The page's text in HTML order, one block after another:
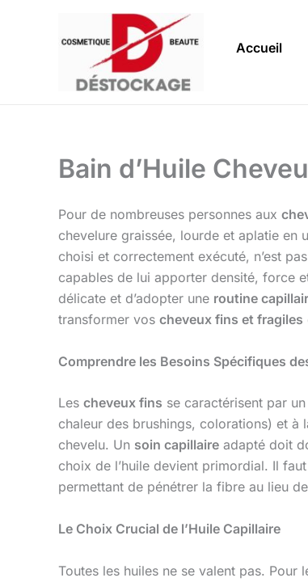
Accueil
Bain d’Huile
Pour de nombreuses personnes aux
chevelure graissée, lourde et aplatie en
choisi et correctement exécuté, n’est
capables de lui apporter densité, force
délicate et d’adopter une routine
transformer vos cheveux fins et fragiles
Comprendre les Besoins Spécifiques
Les cheveux fins se caractérisent par
chaleur des brushings, colorations) et à
chevelu. Un soin capillaire adapté doit
choix de l’huile devient primordial. Il
permettant de pénétrer la fibre au lieu
Le Choix Crucial de l’Huile Capillaire
Toutes les huiles ne se valent pas. Pour